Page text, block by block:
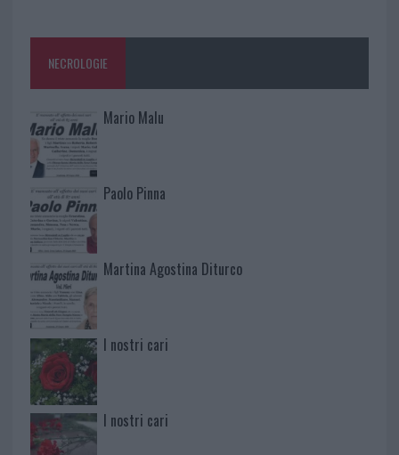
NECROLOGIE
Mario Malu
Paolo Pinna
Martina Agostina Diturco
I nostri cari
I nostri cari